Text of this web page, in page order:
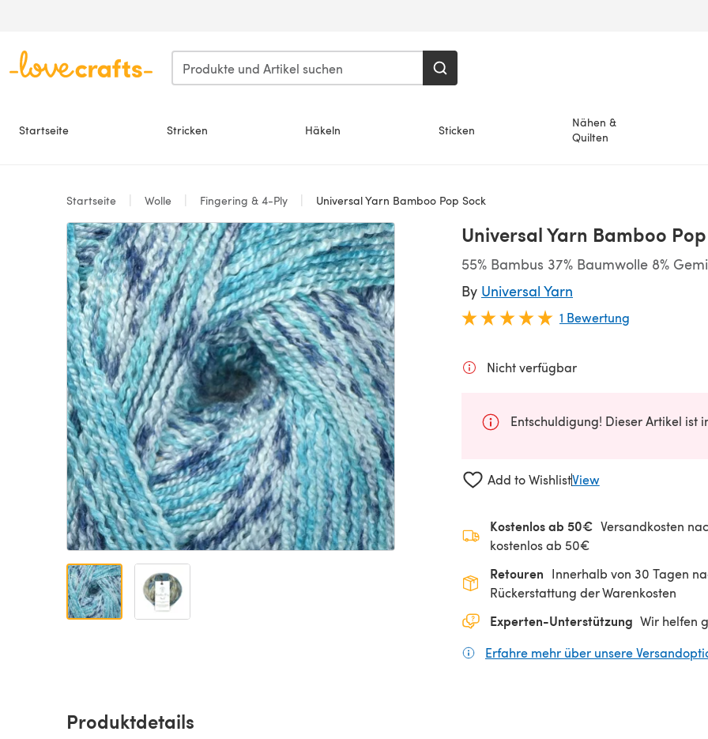
Startseite Stricken Häkeln Sticken
Nähen &
Quilten
Startseite Wolle Fingering & 4-Ply Universal Yarn Bamboo Pop Sock
Universal Yarn Bamboo
55% Bambus 37% Baumwolle 8%
By Universal Yarn
1 Bewertung
Nicht verfügbar
Entschuldigung! Dieser Artikel ist
Add to WishlistView
Kostenlos ab 50€ Versandkosten
kostenlos ab 50€
Retouren Innerhalb von 30 Tagen
Rückerstattung der Warenkosten
Experten-Unterstützung Wir helfen
Erfahre mehr über unsere
Produktdetails